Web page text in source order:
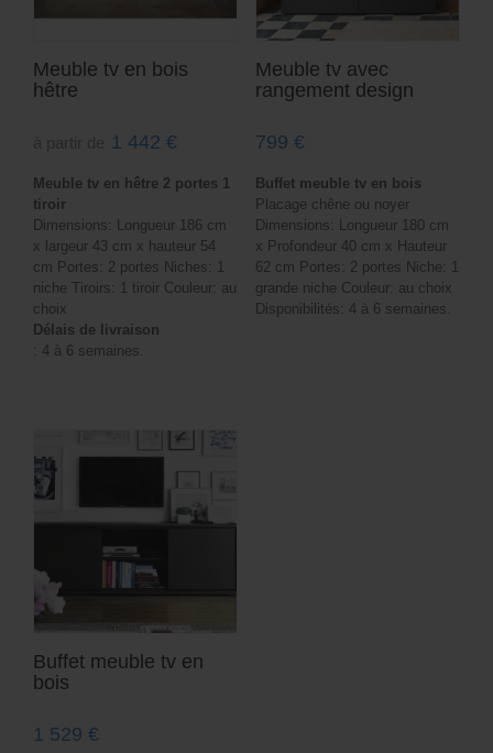
Meuble tv en bois
hêtre
1 442 €
Meuble tv en hêtre 2 portes 1
tiroir
Dimensions: Longueur 186 cm
x largeur 43 cm x hauteur 54
cm Portes: 2 portes Niches: 1
niche Tiroirs: 1 tiroir Couleur: au
choix
Délais de livraison
: 4 à 6 semaines.
Meuble tv avec
rangement design
799 €
Buffet meuble tv en bois
Placage chêne ou noyer
Dimensions: Longueur 180 cm
x Profondeur 40 cm x Hauteur
62 cm Portes: 2 portes Niche: 1
grande niche Couleur: au choix
Disponibilités: 4 à 6 semaines.
Buffet meuble tv en
bois
1 529 €